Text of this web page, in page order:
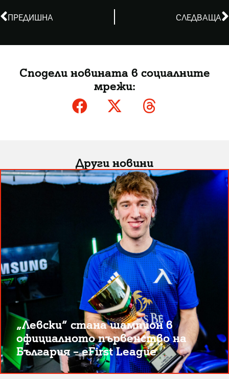
ПРЕДИШНА СЛЕДВАЩА
Сподели новината в социалните
мрежи:
Други новини
„Левски“ стана шампион в
официалното първенство на
България – eFirst League